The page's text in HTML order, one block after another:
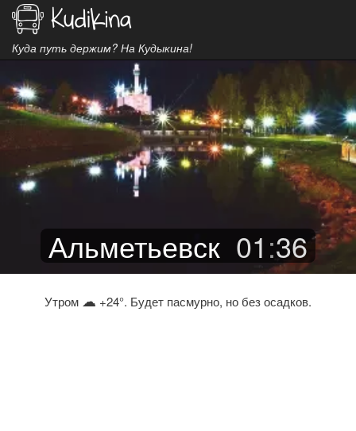
Куда путь держим? На Кудыкина!
Альметьевск 01:36
Утром ☁ +24°. Будет пасмурно, но без осадков.